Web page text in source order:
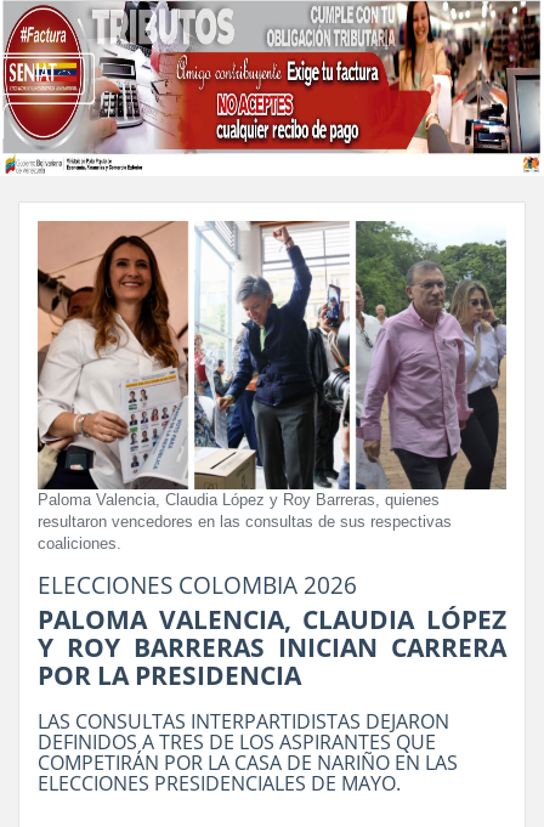
Paloma Valencia, Claudia López y Roy Barreras, quienes
resultaron vencedores en las consultas de sus respectivas
coaliciones.
ELECCIONES COLOMBIA 2026
PALOMA VALENCIA, CLAUDIA LÓPEZ
Y ROY BARRERAS INICIAN CARRERA
POR LA PRESIDENCIA
LAS CONSULTAS INTERPARTIDISTAS DEJARON
DEFINIDOS A TRES DE LOS ASPIRANTES QUE
COMPETIRÁN POR LA CASA DE NARIÑO EN LAS
ELECCIONES PRESIDENCIALES DE MAYO.